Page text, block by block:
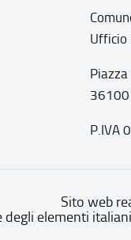
Ufficio
36100
P.IVA
Sito web
elementi